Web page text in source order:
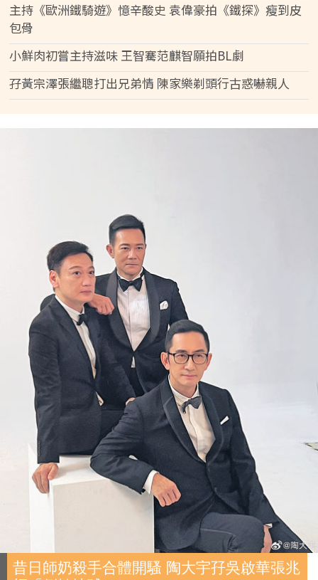
主持《歐洲鐵騎遊》憶辛酸史 袁偉豪拍《鐵探》瘦到皮
包骨
小鮮肉初嘗主持滋味 王智騫范麒智願拍BL劇
孖黃宗澤張繼聰打出兄弟情 陳家樂剃頭行古惑嚇親人
昔日師奶殺手合體開騷 陶大宇孖吳啟華張兆